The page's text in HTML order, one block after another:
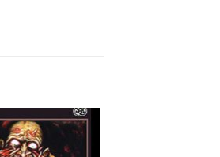
Add to